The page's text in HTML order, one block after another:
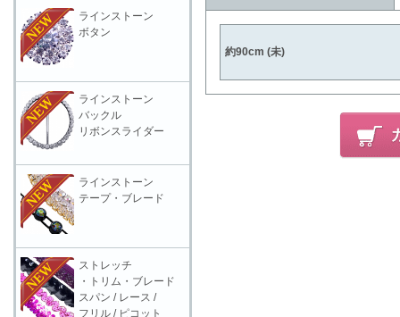
約90cm (未)
ラインストーン
ボタン
ラインストーン
バックル
リボンスライダー
ラインストーン
テープ・ブレード
ストレッチ
・トリム・ブレード
スパン / レース /
フリル / ピコット